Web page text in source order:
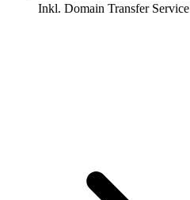
Inkl. Domain Transfer Service